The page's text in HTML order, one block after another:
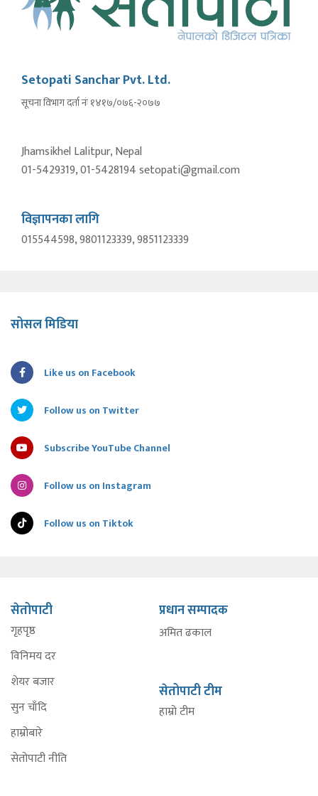
Setopati Sanchar Pvt. Ltd.
सूचना विभाग दर्ता नंः १४१७/०७६-२०७७
Jhamsikhel Lalitpur, Nepal
01-5429319, 01-5428194 setopati@gmail.com
विज्ञापनका लागि
015544598, 9801123339, 9851123339
सोसल मिडिया
Like us on Facebook
Follow us on Twitter
Subscribe YouTube Channel
Follow us on Instagram
Follow us on Tiktok
सेतोपाटी
गृहपृष्ठ
विनिमय दर
शेयर बजार
सुन चाँदि
हाम्रोबारे
सेतोपाटी नीति
प्रधान सम्पादक
अमित ढकाल
सेतोपाटी टीम
हाम्रो टीम